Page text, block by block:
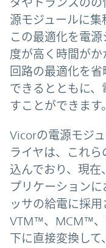
源モジュールに集
この最適化を電
度が高く時間が
回路の最適化を
できるとともに、
すことができます。
Vicorの電源モジ
ライヤは、これら
込んでおり、現
プリケーションに
ッサの給電に採
VTM™、MCM™、
下に直接変換し